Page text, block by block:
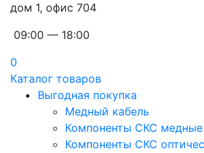
дом 1, офис 704
09:00 — 18:00
0
Каталог товаров
Выгодная покупка
Медный кабель
Компоненты СКС медные
Компоненты СКС